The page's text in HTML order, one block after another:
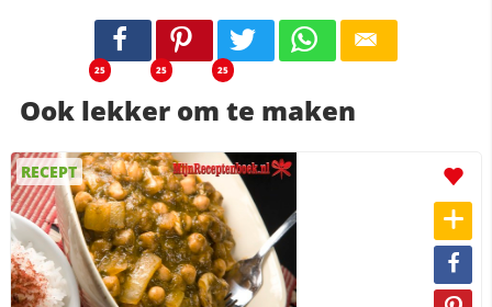
25 25 25
Ook lekker om te maken
RECEPT